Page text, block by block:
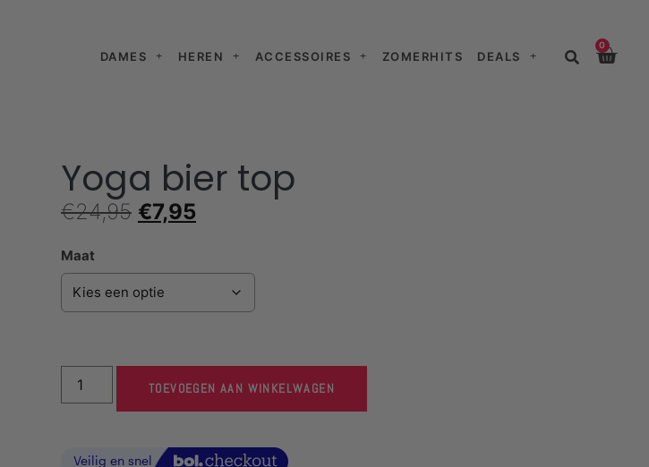
DAMES HEREN ACCESSOIRES ZOMERHITS DEALS
0
Yoga bier top
€24,95 €7,95
Maat
TOEVOEGEN AAN WINKELWAGEN